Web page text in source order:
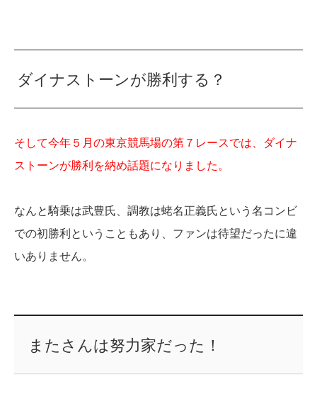
ダイナストーンが勝利する？
そして今年５月の東京競馬場の第７レースでは、ダイナ
ストーンが勝利を納め話題になりました。
なんと騎乗は武豊氏、調教は蛯名正義氏という名コンビ
での初勝利ということもあり、ファンは待望だったに違
いありません。
またさんは努力家だった！